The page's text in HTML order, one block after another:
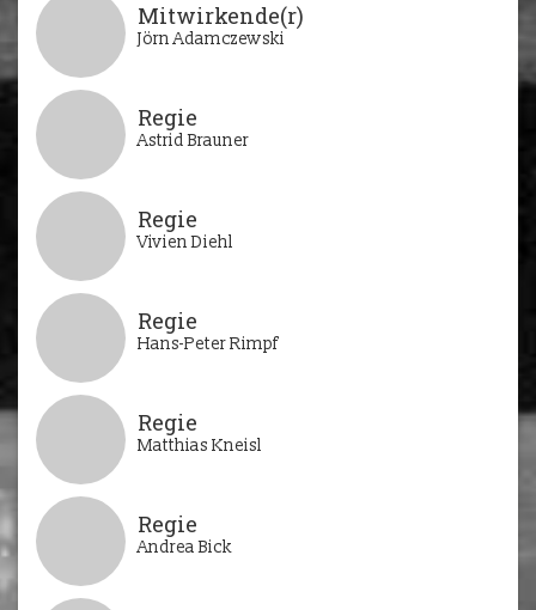
Mitwirkende(r)
Jörn Adamczewski
Regie
Astrid Brauner
Regie
Vivien Diehl
Regie
Hans-Peter Rimpf
Regie
Matthias Kneisl
Regie
Andrea Bick